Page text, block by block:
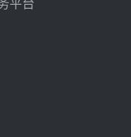
蒸汽发生系统